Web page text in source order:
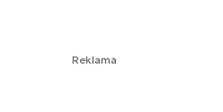
Reklama